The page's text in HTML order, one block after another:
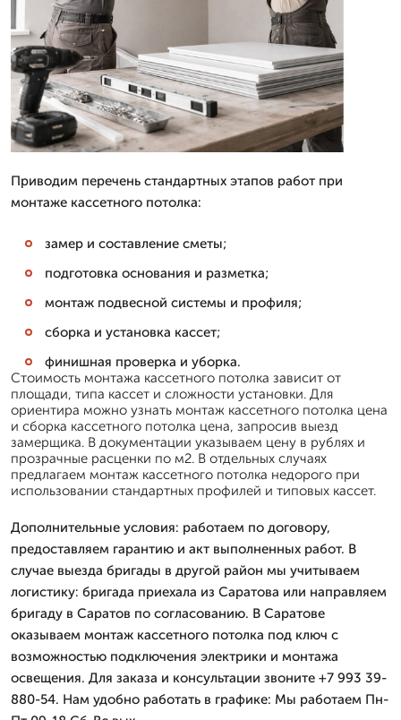
Приводим перечень стандартных этапов работ при
монтаже кассетного потолка:
замер и составление сметы;
подготовка основания и разметка;
монтаж подвесной системы и профиля;
сборка и установка кассет;
финишная проверка и уборка.
Стоимость монтажа кассетного потолка зависит от
площади, типа кассет и сложности установки. Для
ориентира можно узнать монтаж кассетного потолка цена
и сборка кассетного потолка цена, запросив выезд
замерщика. В документации указываем цену в рублях и
прозрачные расценки по м2. В отдельных случаях
предлагаем монтаж кассетного потолка недорого при
использовании стандартных профилей и типовых кассет.
Дополнительные условия: работаем по договору,
предоставляем гарантию и акт выполненных работ. В
случае выезда бригады в другой район мы учитываем
логистику: бригада приехала из Саратова или направляем
бригаду в Саратов по согласованию. В Саратове
оказываем монтаж кассетного потолка под ключ с
возможностью подключения электрики и монтажа
освещения. Для заказа и консультации звоните +7 993 39-
880-54. Нам удобно работать в графике: Мы работаем Пн-